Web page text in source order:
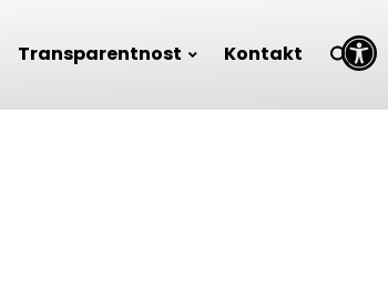
Open toolbar
Transparentnost Kontakt